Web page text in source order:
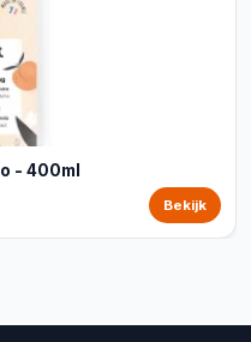
- 400ml
Bekijk